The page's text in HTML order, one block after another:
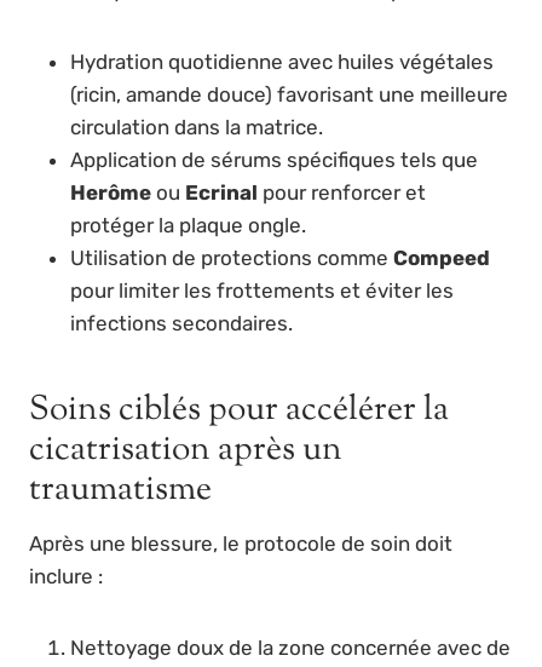
Hydration quotidienne avec huiles végétales
(ricin, amande douce) favorisant une meilleure
circulation dans la matrice.
Application de sérums spécifiques tels que
Herôme ou Ecrinal pour renforcer et
protéger la plaque ongle.
Utilisation de protections comme Compeed
pour limiter les frottements et éviter les
infections secondaires.
Soins ciblés pour accélérer la
cicatrisation après un
traumatisme
Après une blessure, le protocole de soin doit
inclure :
Nettoyage doux de la zone concernée avec de